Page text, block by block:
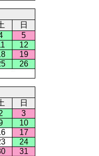
日
5
12
19
26
日
3
10
17
24
31